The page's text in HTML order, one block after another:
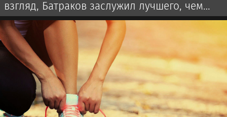
взгляд, Батраков заслужил лучшего, чем
чемпионат Турции